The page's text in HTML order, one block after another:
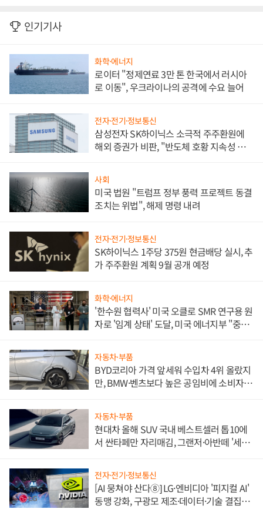
인기기사
화학·에너지
로이터 "정제연료 3만 톤 한국에서 러시아
로 이동", 우크라이나의 공격에 수요 늘어
전자·전기·정보통신
삼성전자 SK하이닉스 소극적 주주환원에
해외 증권가 비판, "반도체 호황 지속성 의
사회
미국 법원 "트럼프 정부 풍력 프로젝트 동결
조치는 위법", 해제 명령 내려
전자·전기·정보통신
SK하이닉스 1주당 375원 현금배당 실시, 추
가 주주환원 계획 9월 공개 예정
화학·에너지
'한수원 협력사' 미국 오클로 SMR 연구용 원
자로 '임계 상태' 도달, 미국 에너지부 "중요
자동차·부품
BYD코리아 가격 앞세워 수입차 4위 올랐지
만, BMW·벤츠보다 높은 공임비에 소비자
자동차·부품
현대차 올해 SUV 국내 베스트셀러 톱10에
서 싼타페만 자리매김, 그랜저·아반떼 '세단
전자·전기·정보통신
[AI 뭉쳐야 산다⑧] LG·엔비디아 '피지컬 AI'
동맹 강화, 구광모 제조·데이터·기술 결집